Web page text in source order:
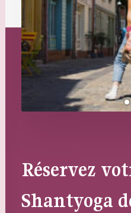
Réservez
Shantyoga